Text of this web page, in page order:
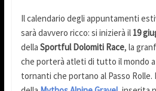
Il calendario degli appuntamenti
sarà davvero ricco: si inizierà il 19
della Sportful Dolomiti Race, la
che porterà atleti di tutto il mondo
tornanti che portano al Passo Rolle.